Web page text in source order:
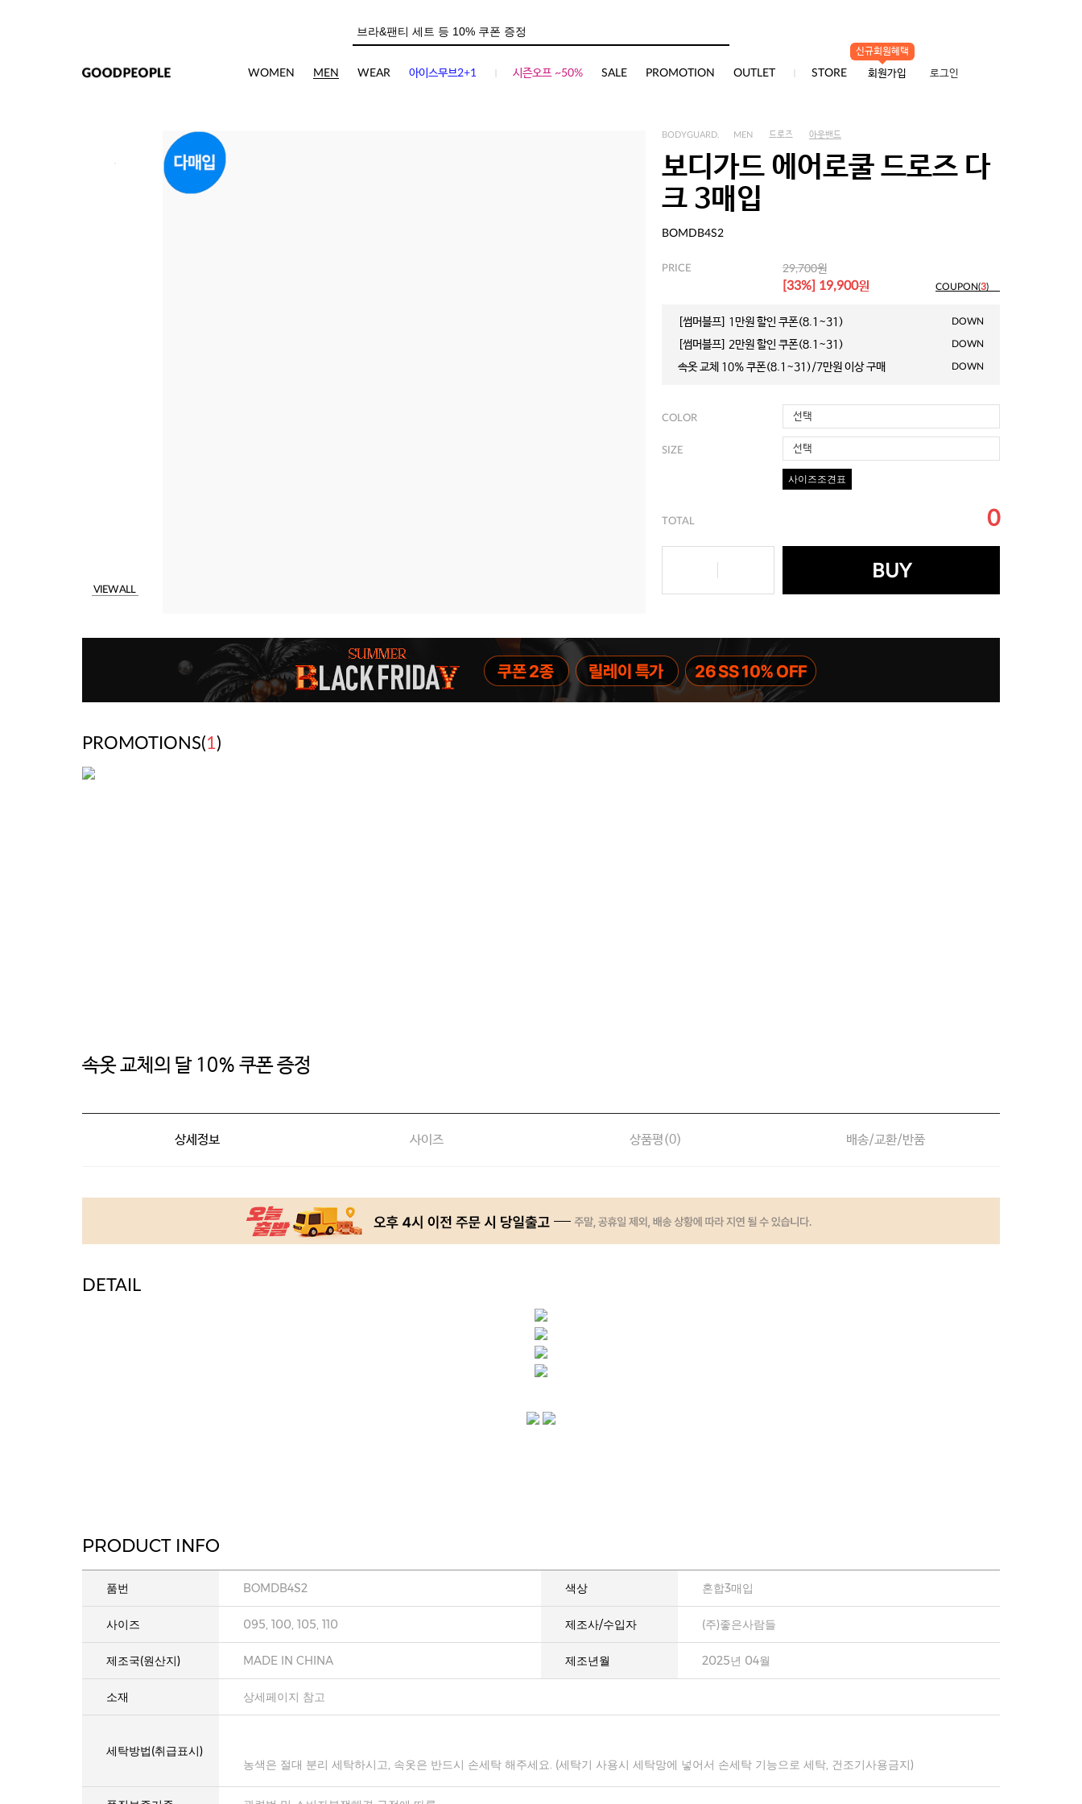
WOMEN MEN WEAR 아이스무브2+1 시즌오프 ~50% SALE PROMOTION OUTLET STORE
신규회원혜택
회원가입 로그인
VIEW ALL
BODYGUARD. MEN 드로즈 아웃밴드
보디가드 에어로쿨 드로즈 다
크 3매입
BOMDB4S2
PRICE 29,700원
[33%] 19,900원 COUPON(3)
[썸머블프] 1만원 할인 쿠폰(8.1~31) DOWN
[썸머블프] 2만원 할인 쿠폰(8.1~31) DOWN
속옷 교체 10% 쿠폰(8.1~31)/7만원 이상 구매 DOWN
COLOR 선택
SIZE 선택
사이즈조견표
TOTAL 0
BUY
PROMOTIONS(1)
속옷 교체의 달 10% 쿠폰 증정
상세정보 사이즈 상품평(0) 배송/교환/반품
DETAIL
PRODUCT INFO
품번 BOMDB4S2 색상 혼합3매입
사이즈 095, 100, 105, 110 제조사/수입자 (주)좋은사람들
제조국(원산지) MADE IN CHINA 제조년월 2025년 04월
소재 상세페이지 참고
세탁방법(취급표시)
농색은 절대 분리 세탁하시고, 속옷은 반드시 손세탁 해주세요. (세탁기 사용시 세탁망에 넣어서 손세탁 기능으로 세탁, 건조기사용금지)